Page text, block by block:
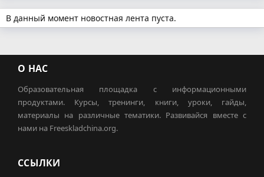
В данный момент новостная лента пуста.
О НАС
Образовательная площадка с информационными
продуктами. Курсы, тренинги, книги, уроки, гайды,
материалы на различные тематики. Развивайся вместе с
нами на Freeskladchina.org.
ССЫЛКИ